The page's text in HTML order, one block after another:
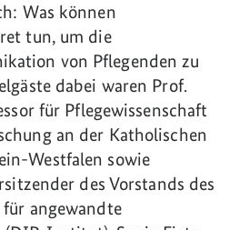
Was können
tun, um die
von Pflegenden zu
dabei waren Prof.
für Pflegewissenschaft
an der Katholischen
Westfalen sowie
des Vorstands des
angewandte